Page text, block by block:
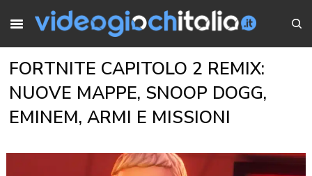
FORTNITE CAPITOLO 2 REMIX:
NUOVE MAPPE, SNOOP DOGG,
EMINEM, ARMI E MISSIONI